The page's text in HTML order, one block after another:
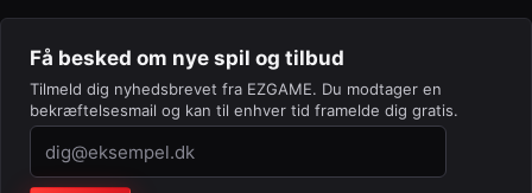
Få besked om nye spil og tilbud
Tilmeld dig nyhedsbrevet fra EZGAME. Du modtager en
bekræftelsesmail og kan til enhver tid framelde dig gratis.